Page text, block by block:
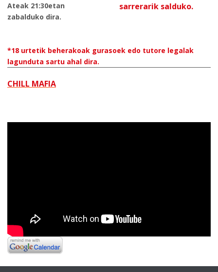
Ateak 21:30etan
zabalduko dira.
sarrerarik salduko.
*18 urtetik beherakoak gurasoek edo tutore legalak
lagunduta sartu ahal dira.
CHILL MAFIA